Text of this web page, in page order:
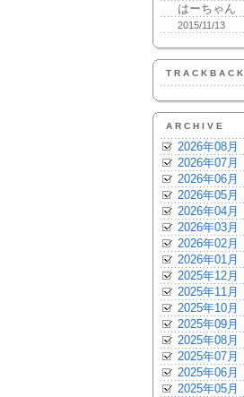
はーちゃん
2015/11/13
TRACKBACK
ARCHIVE
2026年08月
2026年07月
2026年06月
2026年05月
2026年04月
2026年03月
2026年02月
2026年01月
2025年12月
2025年11月
2025年10月
2025年09月
2025年08月
2025年07月
2025年06月
2025年05月